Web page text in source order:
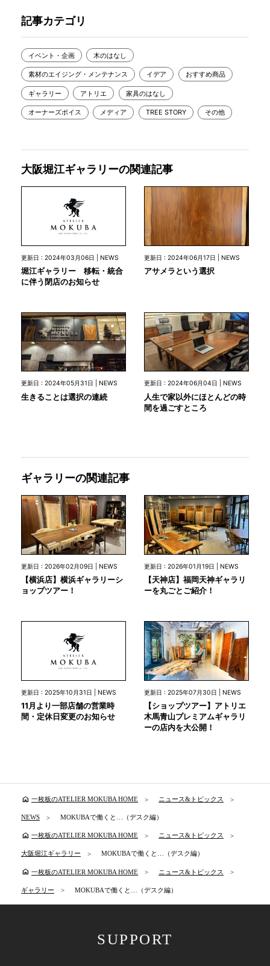
記事カテゴリ
イベント・企画 木のはなし
素材のエイジング・メンテナンス イデア おすすめ商品
ギャラリー アトリエ 家具のはなし
オーナーズボイス メディア TREE STORY その他
大阪堀江ギャラリーの関連記事
更新日 : 2024年03月06日 | NEWS
堀江ギャラリー 移転・統合
に伴う閉店のお知らせ
更新日 : 2024年06月17日 | NEWS
アサメラという選択
更新日 : 2024年05月31日 | NEWS
生きることは選択の連続
更新日 : 2024年06月04日 | NEWS
人生で家以外にほとんどの時
間を過ごすところ
ギャラリーの関連記事
更新日 : 2026年02月09日 | NEWS
【横浜店】横浜ギャラリーシ
ョップツアー！
更新日 : 2026年01月19日 | NEWS
【天神店】福岡天神ギャラリ
ーを丸ごとご紹介！
更新日 : 2025年10月31日 | NEWS
11月より一部店舗の営業時
間・定休日変更のお知らせ
更新日 : 2025年07月30日 | NEWS
【ショップツアー】アトリエ
木馬青山プレミアムギャラリ
ーの店内を大公開！
home 一枚板のATELIER MOKUBA HOME ニュース&トピックス
NEWS MOKUBAで働くと…（デスク編）
home 一枚板のATELIER MOKUBA HOME ニュース&トピックス
大阪堀江ギャラリー MOKUBAで働くと…（デスク編）
home 一枚板のATELIER MOKUBA HOME ニュース&トピックス
ギャラリー MOKUBAで働くと…（デスク編）
SUPPORT